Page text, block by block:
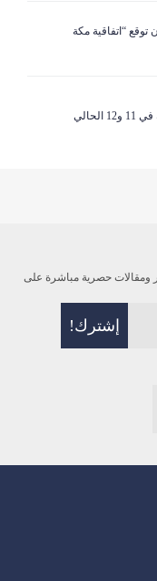
توقع “اتفاقية مكة
ومقالات حصرية مباشرة على